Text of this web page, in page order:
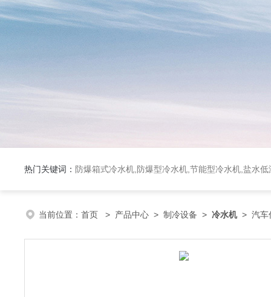
热门关键词： 防爆箱式冷水机,防爆型冷水机,节能型冷水机,盐水低
当前位置： 首页 > 产品中心 > 制冷设备 > 冷水机> 汽车